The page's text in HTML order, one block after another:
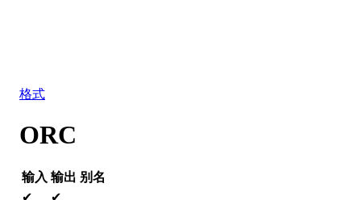
格式
ORC
输入 输出 别名